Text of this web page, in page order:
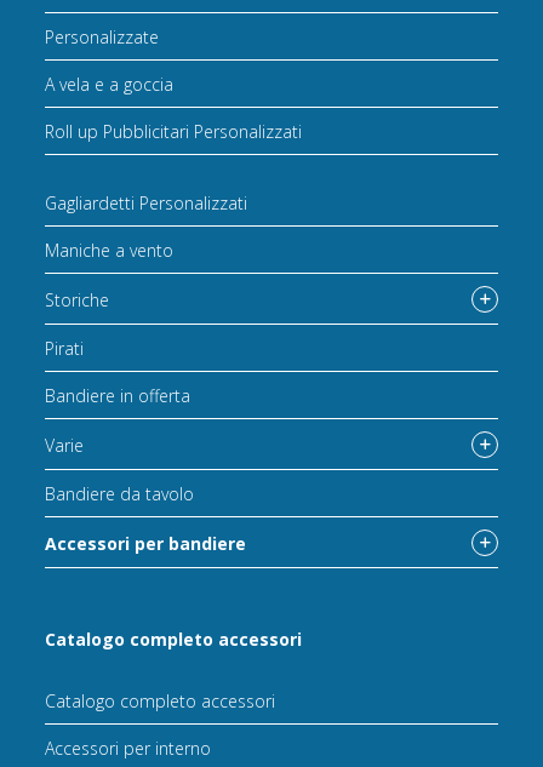
Personalizzate
A vela e a goccia
Roll up Pubblicitari Personalizzati
Gagliardetti Personalizzati
Maniche a vento
Storiche
Pirati
Bandiere in offerta
Varie
Bandiere da tavolo
Accessori per bandiere
Catalogo completo accessori
Catalogo completo accessori
Accessori per interno